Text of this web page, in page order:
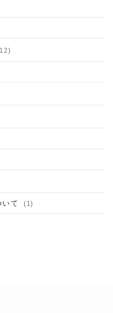
いて (1)